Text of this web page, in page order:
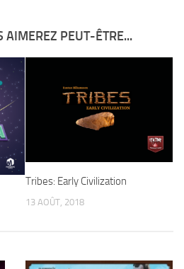
AIMEREZ PEUT-ÊTRE...
Tribes: Early Civilization
13 AOÛT, 2018